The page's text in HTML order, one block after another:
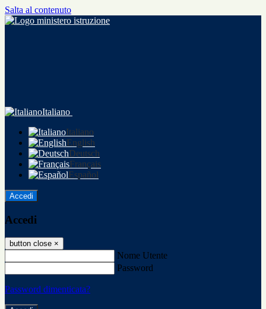
Salta al contenuto
Italiano
Italiano
English
Deutsch
Français
Español
Accedi
Accedi
button close ×
Nome Utente
Password
Password dimenticata?